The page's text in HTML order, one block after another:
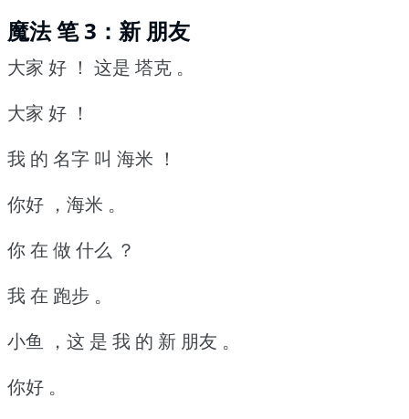
魔法 笔 3：新 朋友
大家 好 ！ 这是 塔克 。
大家 好 ！
我 的 名字 叫 海米 ！
你好 ，海米 。
你 在 做 什么 ？
我 在 跑步 。
小鱼 ，这 是 我 的 新 朋友 。
你好 。